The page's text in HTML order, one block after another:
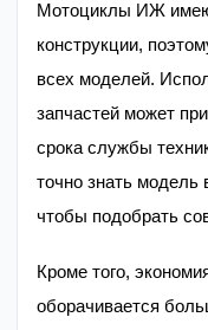
Мотоциклы ИЖ
конструкции,
всех моделей.
запчастей может
срока службы
точно знать модель
чтобы подобрать
Кроме того,
оборачивается